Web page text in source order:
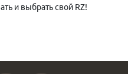
и выбрать свой RZ!